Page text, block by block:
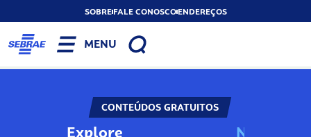
SOBREFALE CONOSCOENDEREÇOS
MENU
CONTEÚDOS GRATUITOS
Explore N